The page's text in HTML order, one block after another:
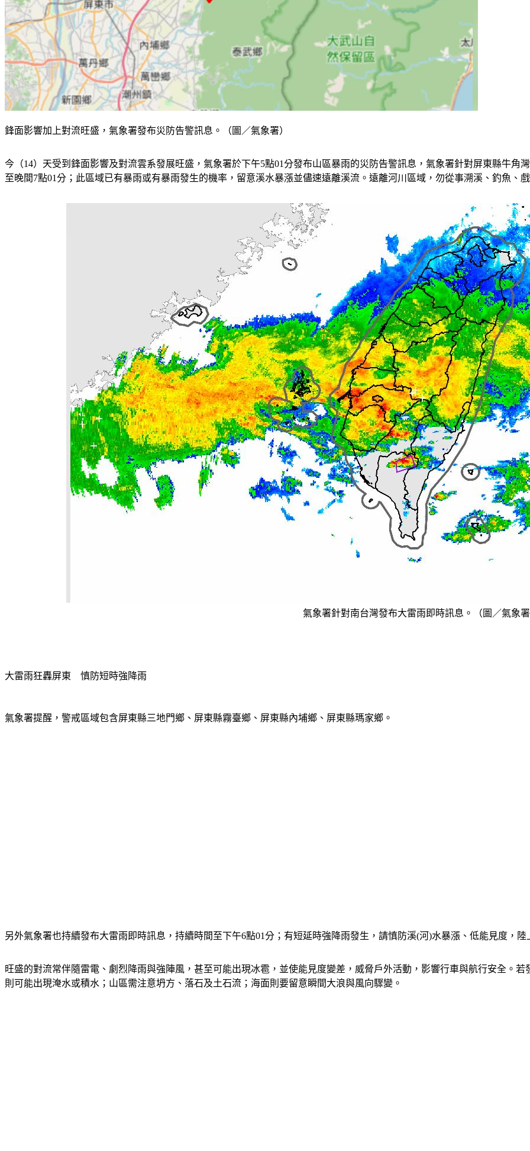
鋒面影響加上對流旺盛，氣象署發布災防告警訊息。（圖／氣象署）
今（14）天受到鋒面影響及對流雲系發展旺盛，氣象署於下午5點01分發布山區暴雨的災防告警訊息，氣象署針對屏東縣牛角
至晚間7點01分；此區域已有暴雨或有暴雨發生的機率，留意溪水暴漲並儘速遠離溪流。遠離河川區域，勿從事溯溪、釣魚、
氣象署針對南台灣發布大雷雨即時訊息。（圖／氣象
大雷雨狂轟屏東　慎防短時強降雨
氣象署提醒，警戒區域包含屏東縣三地門鄉、屏東縣霧臺鄉、屏東縣內埔鄉、屏東縣瑪家鄉。
另外氣象署也持續發布大雷雨即時訊息，持續時間至下午6點01分；有短延時強降雨發生，請慎防溪(河)水暴漲、低能見度，
旺盛的對流常伴隨雷電、劇烈降雨與強陣風，甚至可能出現冰雹，並使能見度變差，威脅戶外活動，影響行車與航行安全。
則可能出現淹水或積水；山區需注意坍方、落石及土石流；海面則要留意瞬間大浪與風向驟變。